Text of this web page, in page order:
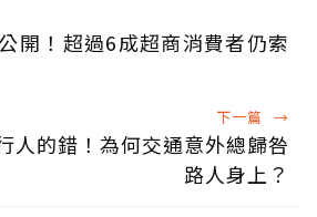
開！超過6成超商消費者仍索
下一篇 →
人的錯！為何交通意外總歸咎
路人身上？